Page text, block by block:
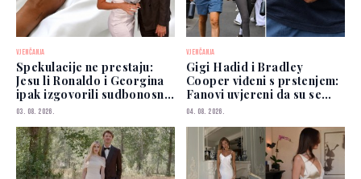
VJENČANJA
Spekulacije ne prestaju:
Jesu li Ronaldo i Georgina
ipak izgovorili sudbonosno
"da"?
03. 08. 2026.
VJENČANJA
Gigi Hadid i Bradley
Cooper viđeni s prstenjem:
Fanovi uvjereni da su se
vjenčali
04. 08. 2026.